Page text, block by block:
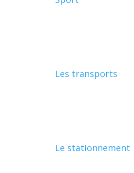
Les transports
Le stationnement